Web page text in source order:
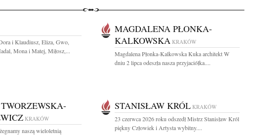
i Klaudiusz, Eliza, Gwo,
Mona i Matej, Miłosz,...
MAGDALENA PŁONKA-
KALKOWSKA KRAKÓW
Magdalena Płonka-Kalkowska Kuka architekt W
dniu 2 lipca odeszła nasza przyjaciółka....
KRAKÓW
naszą wieloletnią
STANISŁAW KRÓL KRAKÓW
23 czerwca 2026 roku odszedł Mistrz Stanisław Król
piękny Człowiek i Artysta wybitny....